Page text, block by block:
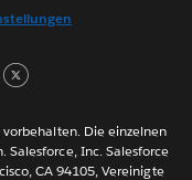
Die einzelnen
Salesforce, Inc. Salesforce
CA 94105, Vereinigte